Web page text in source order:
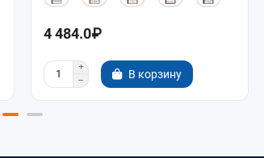
4 484.0₽
В корзину